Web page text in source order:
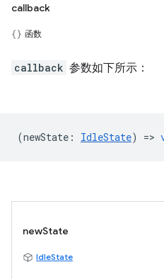
callback
函数
callback 参数如下所示：
(newState : IdleState) =>
newState
IdleState